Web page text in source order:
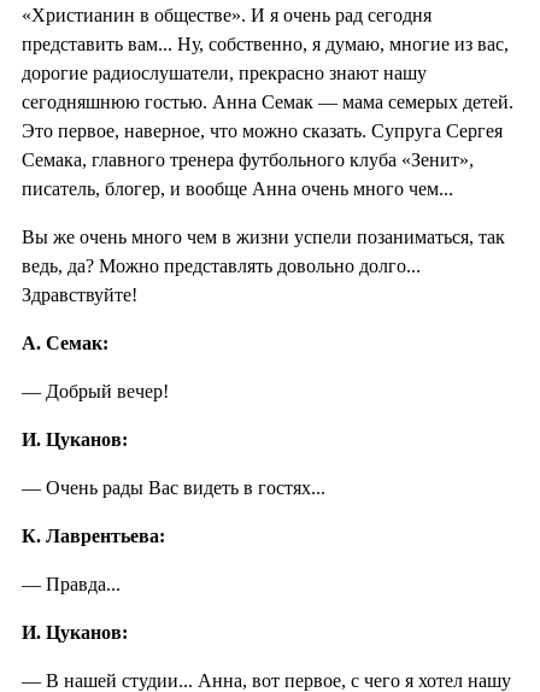
«Христианин в обществе». И я очень рад сегодня
представить вам... Ну, собственно, я думаю, многие из вас,
дорогие радиослушатели, прекрасно знают нашу
сегодняшнюю гостью. Анна Семак — мама семерых детей.
Это первое, наверное, что можно сказать. Супруга Сергея
Семака, главного тренера футбольного клуба «Зенит»,
писатель, блогер, и вообще Анна очень много чем...
Вы же очень много чем в жизни успели позаниматься, так
ведь, да? Можно представлять довольно долго...
Здравствуйте!
А. Семак:
— Добрый вечер!
И. Цуканов:
— Очень рады Вас видеть в гостях...
К. Лаврентьева:
— Правда...
И. Цуканов:
— В нашей студии... Анна, вот первое, с чего я хотел нашу